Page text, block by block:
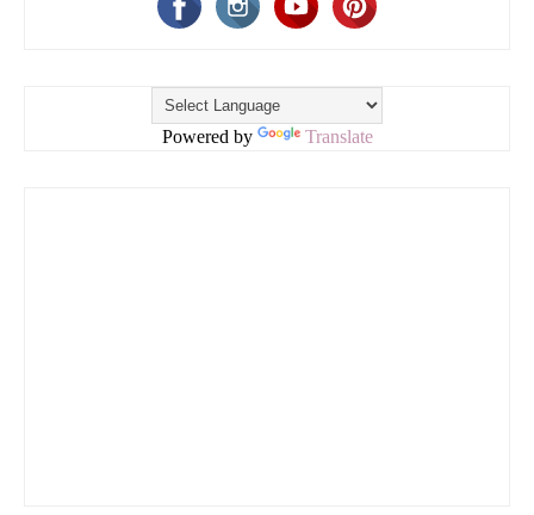
Powered by Translate